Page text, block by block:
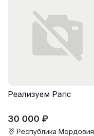
Реализуем Рапс
30 000 ₽
Республика Мордовия